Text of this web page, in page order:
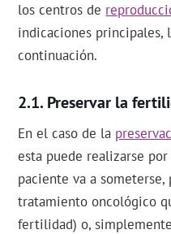
los centros de
indicaciones principales,
continuación.
Preservar la
En el caso de la
esta puede realizarse
paciente va a
tratamiento oncológico
fertilidad) o,